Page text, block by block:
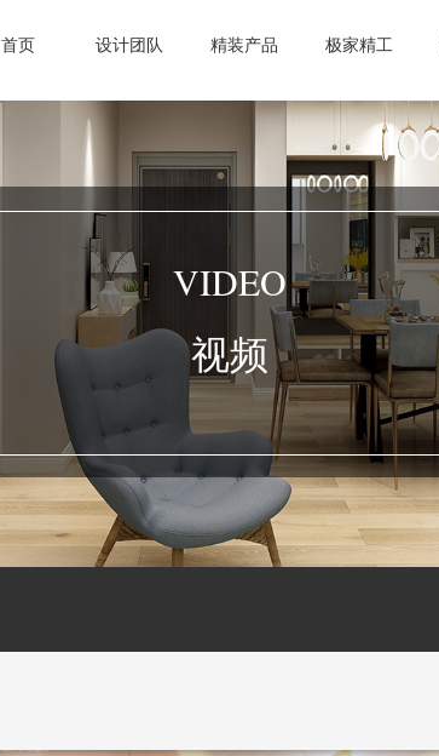
首页 设计团队 精装产品 极家精工
VIDEO
视频